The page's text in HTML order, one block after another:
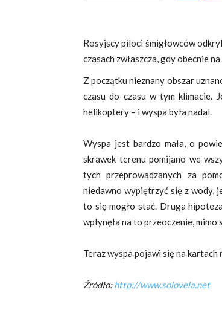
Rosyjscy piloci śmigłowców
czasach zwłaszcza, gdy obecnie
Z początku nieznany obszar
czasu do czasu w tym klimacie.
helikoptery – i wyspa była nadal.
Wyspa jest bardzo mała, o
skrawek terenu pomijano we
tych przeprowadzanych za
niedawno wypiętrzyć się z wody,
to się mogło stać. Druga
wpłynęła na to przeoczenie,
Teraz wyspa pojawi się na kartach
Źródło:http://www.solovela.net